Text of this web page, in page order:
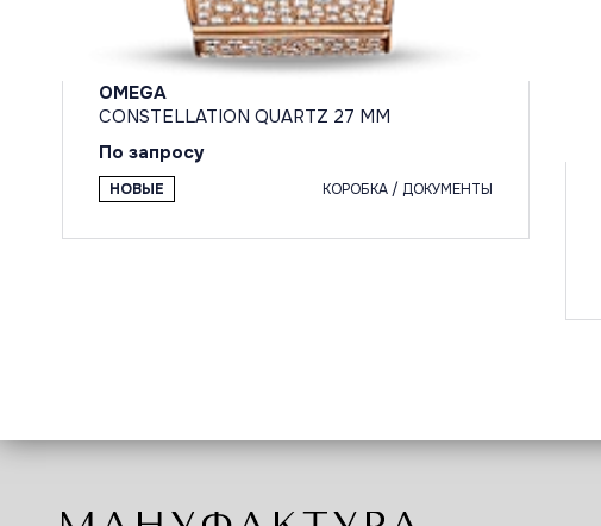
OMEGA
CONSTELLATION QUARTZ 27 MM
По запросу
НОВЫЕ КОРОБКА / ДОКУМЕНТЫ